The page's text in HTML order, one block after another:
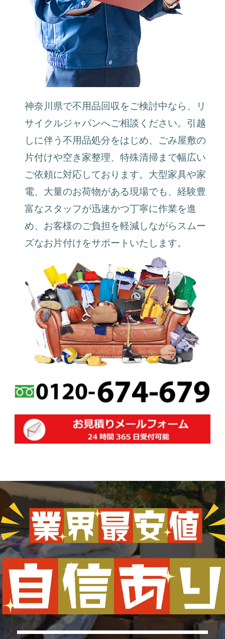
神奈川県で不用品回収をご検討中なら、リ
サイクルジャパンへご相談ください。引越
しに伴う不用品処分をはじめ、ごみ屋敷の
片付けや空き家整理、特殊清掃まで幅広い
ご依頼に対応しております。大型家具や家
電、大量のお荷物がある現場でも、経験豊
富なスタッフが迅速かつ丁寧に作業を進
め、お客様のご負担を軽減しながらスムー
ズなお片付けをサポートいたします。